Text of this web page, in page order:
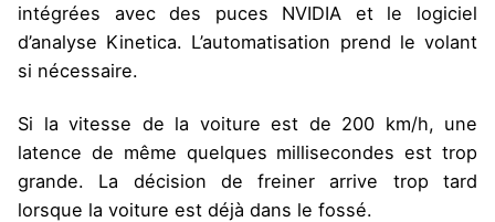
intégrées avec des puces NVIDIA et le logiciel
d’analyse Kinetica. L’automatisation prend le volant
si nécessaire.
Si la vitesse de la voiture est de 200 km/h, une
latence de même quelques millisecondes est trop
grande. La décision de freiner arrive trop tard
lorsque la voiture est déjà dans le fossé.